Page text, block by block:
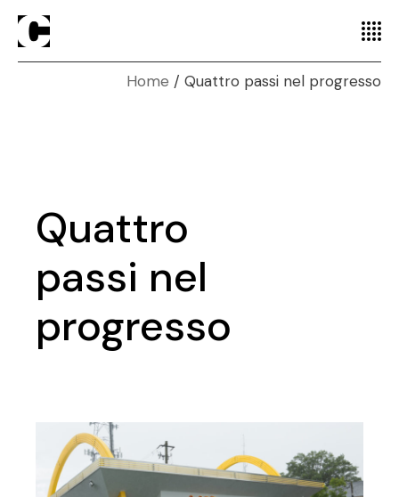
Home Quattro passi nel progresso
Quattro
passi nel
progresso